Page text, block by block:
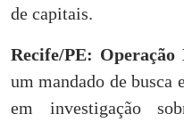
de capitais.
Recife/PE:
um mandado de busca
em investigação